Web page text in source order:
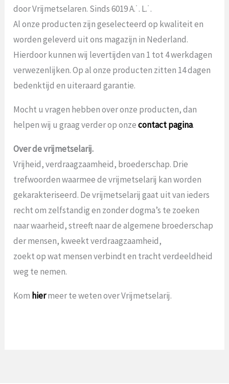
door Vrijmetselaren. Sinds 6019 A.˙. L.˙.
Al onze producten zijn geselecteerd op kwaliteit en
worden geleverd uit ons magazijn in Nederland.
Hierdoor kunnen wij levertijden van 1 tot 4 werkdagen
verwezenlijken. Op al onze producten zitten 14 dagen
bedenktijd en uiteraard garantie.
Mocht u vragen hebben over onze producten, dan
helpen wij u graag verder op onzecontact pagina.
Over de vrijmetselarij.
Vrijheid, verdraagzaamheid, broederschap. Drie
trefwoorden waarmee de vrijmetselarij kan worden
gekarakteriseerd. De vrijmetselarij gaat uit van ieders
recht om zelfstandig en zonder dogma’s te zoeken
naar waarheid, streeft naar de algemene broederschap
der mensen, kweekt verdraagzaamheid,
zoekt op wat mensen verbindt en tracht verdeeldheid
weg te nemen.
Kom hiermeer te weten over Vrijmetselarij.